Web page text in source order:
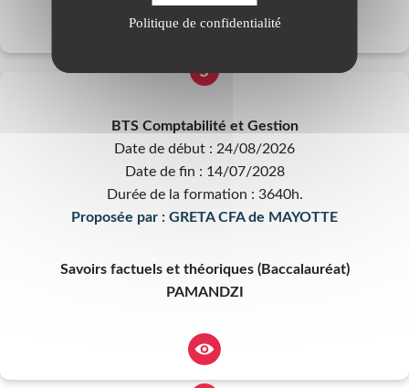
5
BTS Comptabilité et Gestion
Date de début : 24/08/2026
Date de fin : 14/07/2028
Durée de la formation : 3640h.
Proposée par : GRETA CFA de MAYOTTE
Savoirs factuels et théoriques (Baccalauréat)
PAMANDZI
Politique de confidentialité